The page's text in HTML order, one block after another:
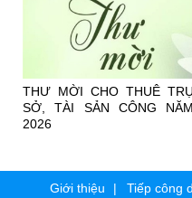
THƯ MỜI CHO THUÊ TRỤ
SỞ, TÀI SẢN CÔNG NĂM
2026
Giới thiệu Tiếp công